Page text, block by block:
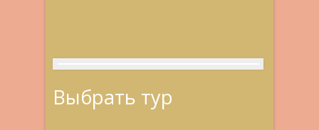
Выбрать тур